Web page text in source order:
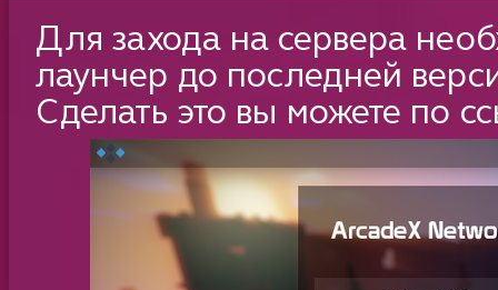
Для захода на сервера
лаунчер до последней
Сделать это вы можете по